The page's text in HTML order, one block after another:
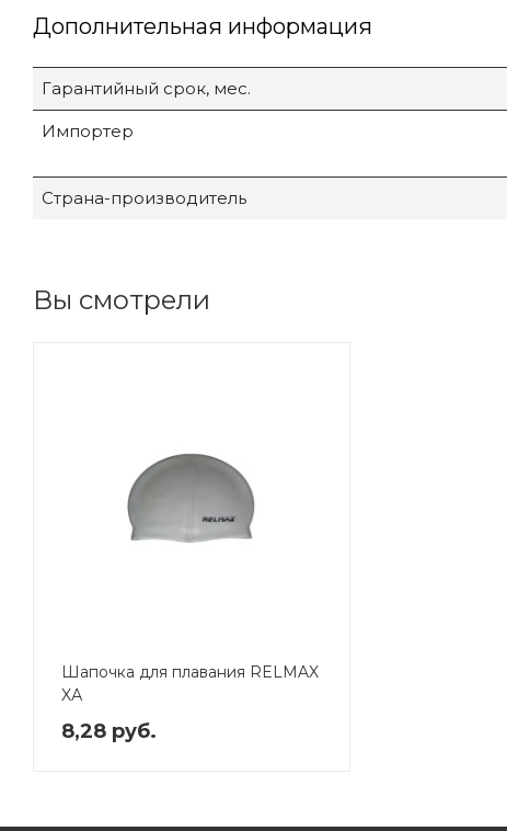
Дополнительная информация
Гарантийный срок, мес.
Импортер
Страна-производитель
Вы смотрели
Шапочка для плавания RELMAX
XА
8,28 руб.